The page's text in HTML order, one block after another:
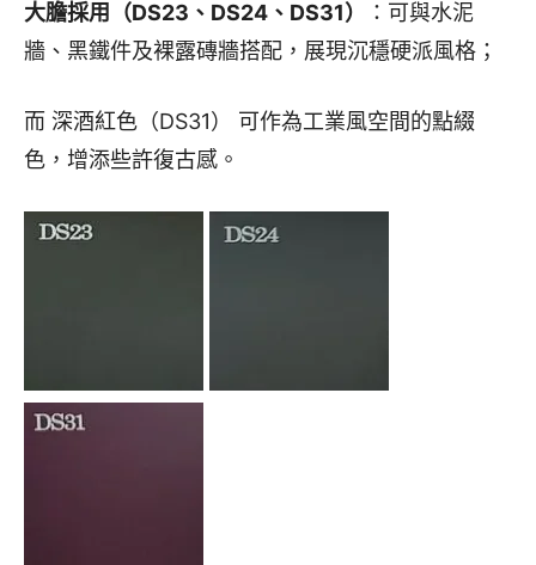
大膽採用（DS23、DS24、DS31）
：可與水泥
牆、黑鐵件及裸露磚牆搭配，展現沉穩硬派風格；
而 深酒紅色（DS31） 可作為工業風空間的點綴
色，增添些許復古感。